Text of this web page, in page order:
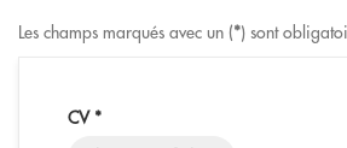
Les champs marqués avec un (*) sont
CV *